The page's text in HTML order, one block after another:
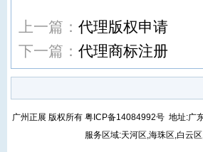
上一篇： 代理版权申请
下一篇： 代理商标注册
广州正展 版权所有 粤ICP备14084992号 地址:广
服务区域:天河区,海珠区,白云区,黄埔